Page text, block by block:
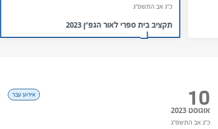
כ"ג אב התשפ"ג
תקציב בית ספרי לאור הגפ"ן 2023
06
אוגוסט 2023
י"ט אב התשפ"ג
אירוע עבר 07
אוגוסט 2023
כ' אב התשפ"ג
אירוע עבר 08
אוגוסט 2023
כ"א אב התשפ"ג
אירוע עבר 09
אוגוסט 2023
כ"ב אב התשפ"ג
אירוע עבר 10
אוגוסט 2023
כ"ג אב התשפ"ג
אירוע עבר